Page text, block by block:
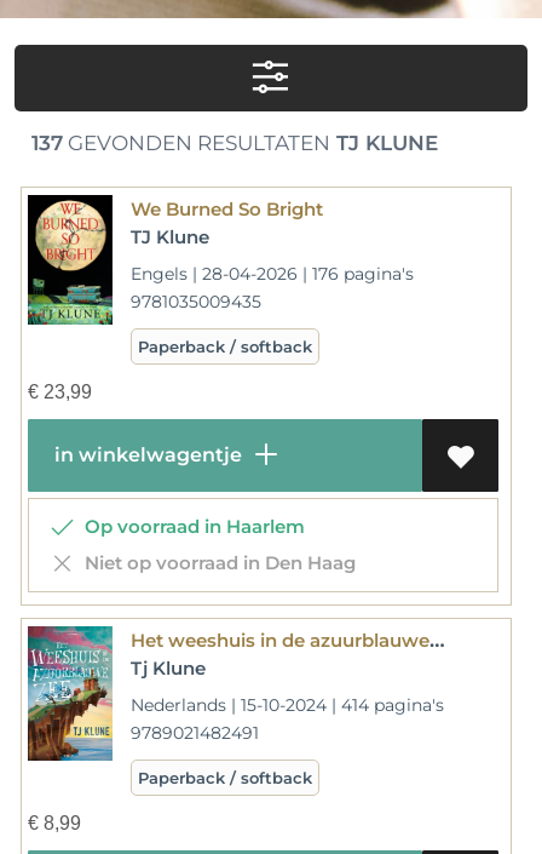
137GEVONDEN RESULTATEN TJ KLUNE
We Burned So Bright
TJ Klune
Engels | 28-04-2026 | 176 pagina's
9781035009435
Paperback / softback
€23,99
in winkelwagentje
Op voorraad in Haarlem
Niet op voorraad in Den Haag
Het weeshuis in de azuurblauwe zee
Tj Klune
Nederlands | 15-10-2024 | 414 pagina's
9789021482491
Paperback / softback
€8,99